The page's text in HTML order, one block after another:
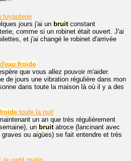
tuyauterie
jours j'ai un bruitconstant
comme si un robinet était ouvert. J'ai
et j'ai changé le robinet d'arrivée
eau froide
que vous allez pouvoir m'aider.
de jours une vibration régulière dans mon
dans toute la maison là où il y a des
toute la nuit
un an que très régulièrement
un bruitatroce (lancinant avec
ou aigües) se fait entendre et très